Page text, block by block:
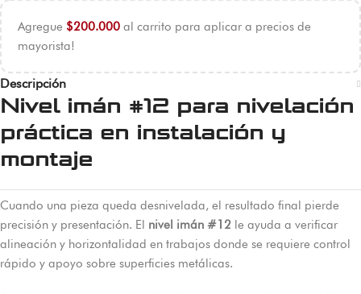
Agregue $200.000 al carrito para aplicar a precios de
mayorista!
Descripción
Nivel imán #12 para nivelación
práctica en instalación y
montaje
Cuando una pieza queda desnivelada, el resultado final pierde
precisión y presentación. El nivel imán #12 le ayuda a verificar
alineación y horizontalidad en trabajos donde se requiere control
rápido y apoyo sobre superficies metálicas.